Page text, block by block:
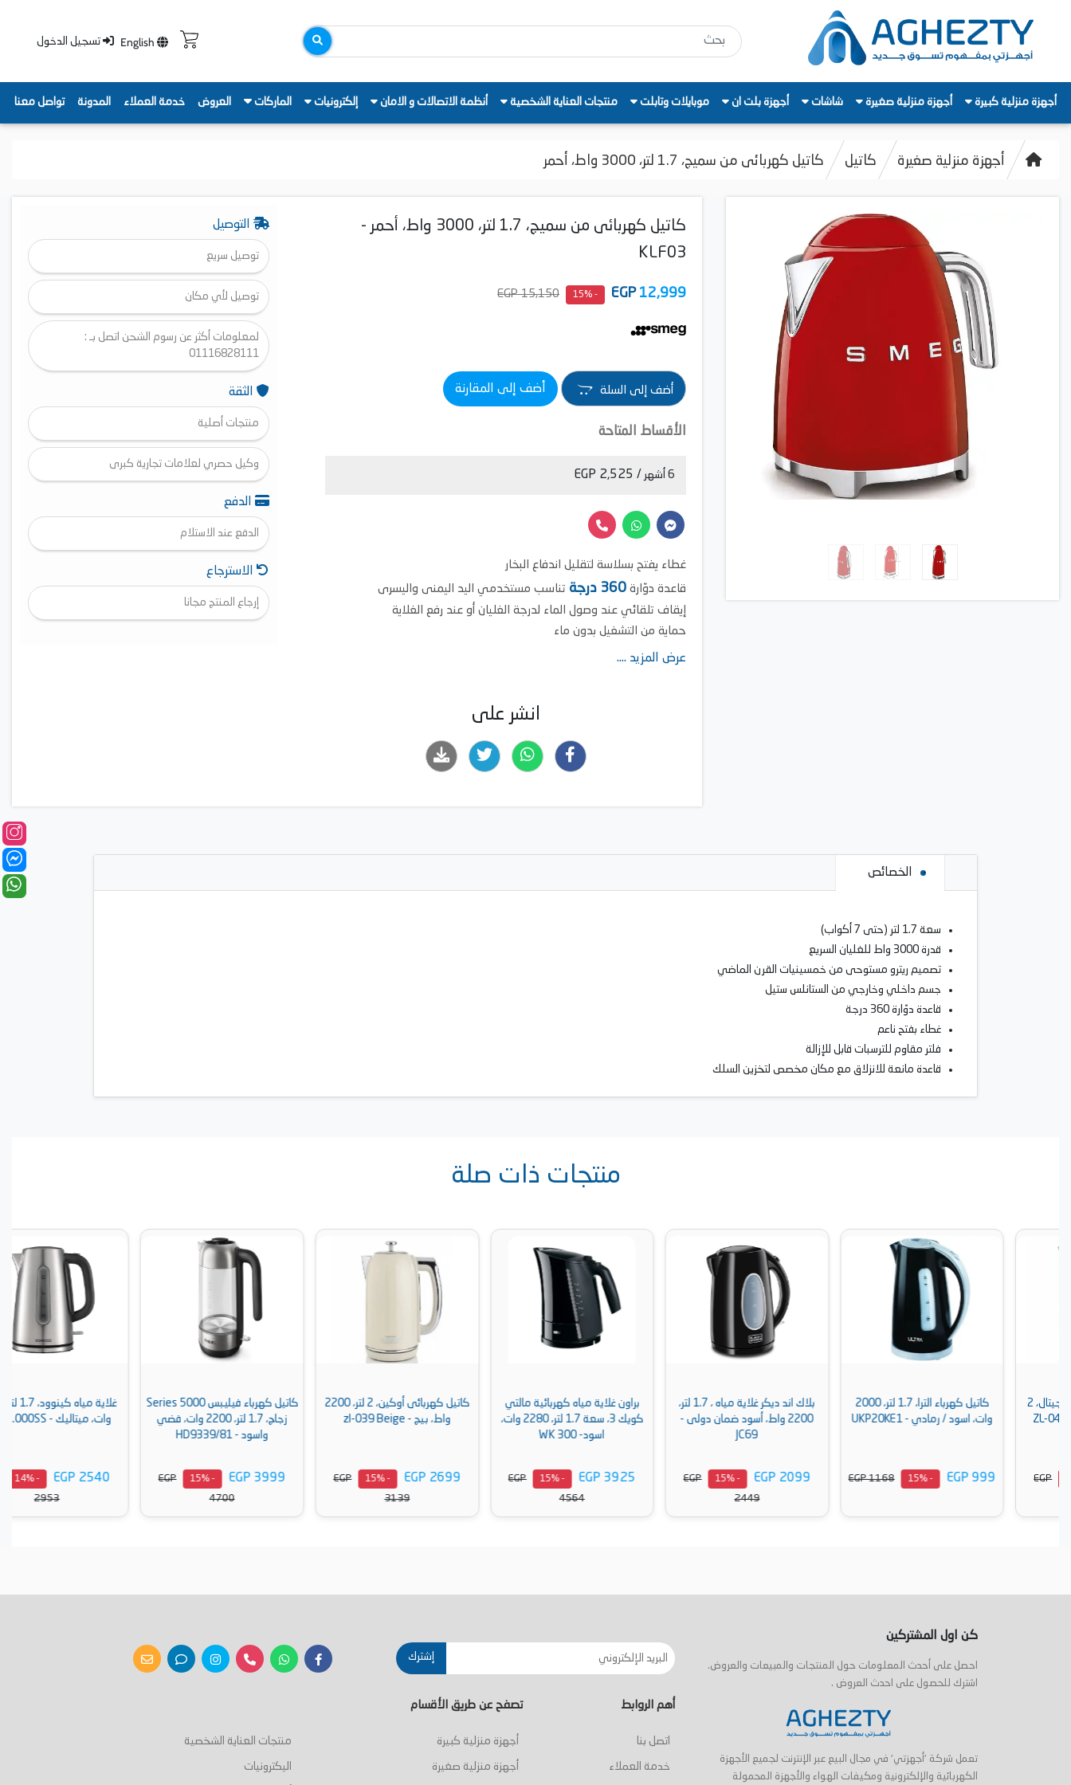
English تسجيل الدخول
أجهزة منزلية كبيرة أجهزة منزلية صغيرة شاشات أجهزة بلت ان موبايلات وتابلت منتجات العناية الشخصية أنظمة الاتصالات و الامان إلكترونيات الماركات العروض خدمة العملاء المدونة تواصل معنا
أجهزة منزلية صغيرة كاتيل كاتيل كهربائى من سميج، 1.7 لتر، 3000 واط، أحمر
كاتيل كهربائى من سميج، 1.7 لتر، 3000 واط، أحمر -
KLF03
12,999
EGP
- 15%
15,150 EGP
أضف إلى السلة أضف إلى المقارنة
الأقساط المتاحة
6 أشهر / 2,525 EGP
غطاء يفتح بسلاسة لتقليل اندفاع البخار
قاعدة دوّارة 360 درجة
تناسب مستخدمي اليد اليمنى واليسرى
إيقاف تلقائي عند وصول الماء لدرجة الغليان أو عند رفع الغلاية
حماية من التشغيل بدون ماء
عرض المزيد ....
انشر على
التوصيل
توصيل سريع
توصيل لأي مكان
لمعلومات أكثر عن رسوم الشحن اتصل بـ :
01116828111
الثقة
منتجات أصلية
وكيل حصري لعلامات تجارية كبرى
الدفع
الدفع عند الاستلام
الاسترجاع
إرجاع المنتج مجانا
الخصائص
سعة 1.7 لتر (حتى 7 أكواب)
قدرة 3000 واط للغليان السريع
تصميم ريترو مستوحى من خمسينيات القرن الماضي
جسم داخلي وخارجي من الستانلس ستيل
قاعدة دوّارة 360 درجة
غطاء بفتح ناعم
فلتر مقاوم للترسبات قابل للإزالة
قاعدة مانعة للانزلاق مع مكان مخصص لتخزين السلك
منتجات ذات صلة
كاتيل كهرباء الترا، 1.7 لتر، 2000
وات، اسود / رمادي - UKP20KE1
EGP 999
- 15%
EGP 1168
بلاك اند ديكر غلاية مياه ، 1.7 لتر،
2200 واط، أسود ضمان دولى -
EGP 2099
- 15%
EGP
براون غلاية مياه كهربائية مالتي
كويك 3، سعة 1.7 لتر، 2280 وات،
EGP 3925
- 15%
EGP
كاتيل كهربائى أوكين، 2 لتر، 2200
واط، بيج - zl-039 Beige
EGP 2699
- 15%
EGP
كاتيل كهرباء فيليبس Series 5000
زجاج، 1.7 لتر، 2200 وات، فضي
EGP 3999
- 15%
EGP
غلاية مياه كينوود، 1.7 لتر, 3000
وات، ميتاليك - ZJM11.000SS
EGP 2540
- 14%
EGP
كن اول المشتركين
احصل على أحدث المعلومات حول المنتجات والمبيعات والعروض.
اشترك للحصول على احدث العروض .
إشترك
تعمل شركة 'أجهزتي' في مجال البيع عبر الإنترنت لجميع الأجهزة
الكهربائية والإلكترونية ومكيفات الهواء والأجهزة المحمولة
أهم الروابط
اتصل بنا
خدمة العملاء
تصفح عن طريق الأقسام
أجهزة منزلية كبيرة
أجهزة منزلية صغيرة
منتجات العناية الشخصية
اليكترونيات